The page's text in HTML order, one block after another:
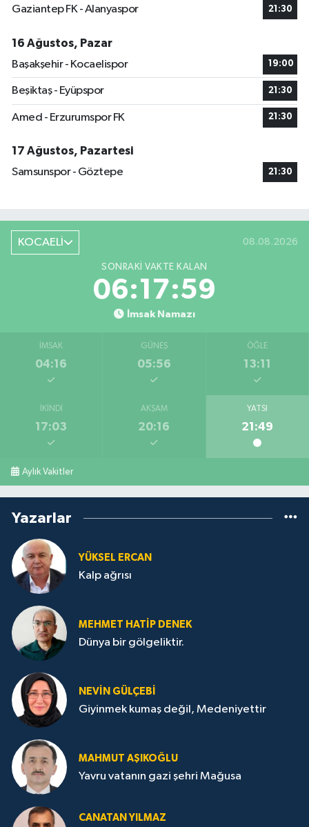
Gaziantep FK - Alanyaspor 21:30
16 Ağustos, Pazar
Başakşehir - Kocaelispor
19:00
Beşiktaş - Eyüpspor 21:30
Amed - Erzurumspor FK 21:30
17 Ağustos, Pazartesi
Samsunspor - Göztepe
21:30
KOCAELİ 08.08.2026
SONRAKI VAKTE KALAN
06:17:59
İmsak Namazı
İMSAK
04:16
GÜNEŞ
05:56
ÖĞLE
13:11
İKINDI
17:03
AKŞAM
20:16
YATSI
21:49
Aylık Vakitler
Yazarlar
YÜKSEL ERCAN
Kalp ağrısı
MEHMET HATİP DENEK
Dünya bir gölgeliktir.
NEVİN GÜLÇEBİ
Giyinmek kumaş değil, Medeniyettir
MAHMUT AŞIKOĞLU
Yavru vatanın gazi şehri Mağusa
CANATAN YILMAZ